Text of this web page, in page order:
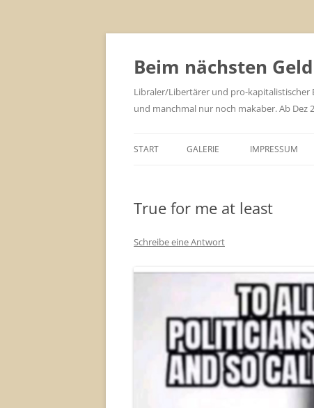
Zum
springen
Beim nächsten
Libraler/Libertärer und pro-kapitalistischer
und manchmal nur noch makaber. Ab
START GALERIE IMPRESSUM
True for me at least
Schreibe eine Antwort